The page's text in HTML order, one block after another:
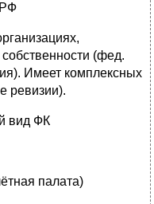
РФ
(фед.
Имеет комплексных
ревизии).
вид ФК
палата)